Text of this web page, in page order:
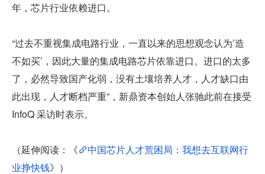
年，芯片行业依赖进口。
“过去不重视集成电路行业，一直以来的思想观念认为’造
不如买’，因此大量的集成电路芯片依靠进口。进口的太多
了，必然导致国产化弱，没有土壤培养人才，人才缺口由
此出现，人才断档严重”，新鼎资本创始人张驰此前在接受
InfoQ 采访时表示。
（延伸阅读​：《
中国芯片人才荒困局：我想去互联网行
业挣快钱》）